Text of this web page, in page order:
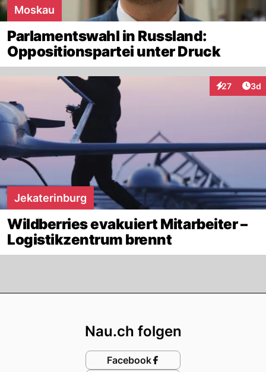
Moskau
Parlamentswahl in Russland:
Oppositionspartei unter Druck
27
Interaktionen
3d
Jekaterinburg
Wildberries evakuiert Mitarbeiter –
Logistikzentrum brennt
Nau.ch folgen
Facebook